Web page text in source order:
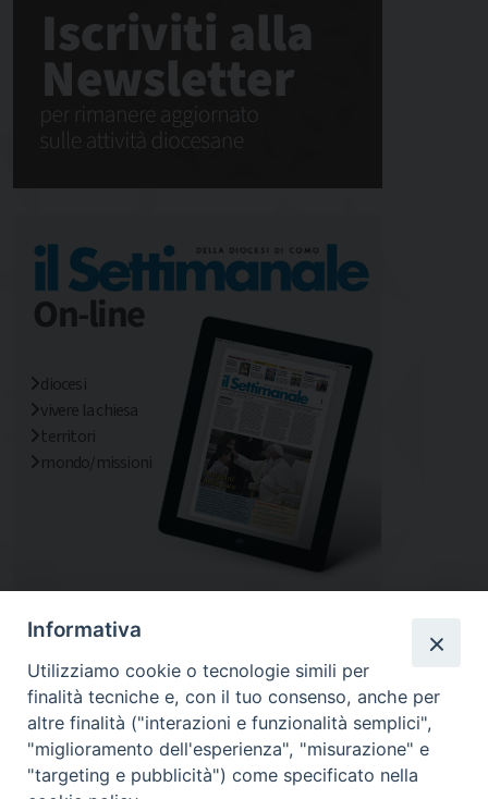
diocesi
vivere la chiesa
territori
mondo/missioni
Informativa
Utilizziamo cookie o tecnologie simili per
finalità tecniche e, con il tuo consenso, anche per
altre finalità ("interazioni e funzionalità semplici",
"miglioramento dell'esperienza", "misurazione" e
"targeting e pubblicità") come specificato nella